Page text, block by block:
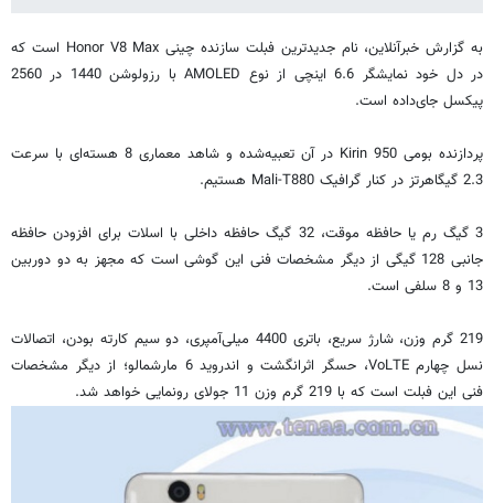
به گزارش خبرآنلاین، نام جدیدترین فبلت سازنده چینی Honor V8 Max است که
در دل خود نمایشگر 6.6 اینچی از نوع AMOLED با رزولوشن 1440 در 2560
پیکسل جای‌داده است.
پردازنده بومی Kirin 950 در آن تعبیه‌شده و شاهد معماری 8 هسته‌ای با سرعت
2.3 گیگاهرتز در کنار گرافیک Mali-T880 هستیم.
3 گیگ رم یا حافظه موقت، 32 گیگ حافظه داخلی با اسلات برای افزودن حافظه
جانبی 128 گیگی از دیگر مشخصات فنی این گوشی است که مجهز به دو دوربین
13 و 8 سلفی است.
219 گرم وزن، شارژ سریع، باتری 4400 میلی‌آمپری، دو سیم کارته بودن، اتصالات
نسل چهارم VoLTE، حسگر اثرانگشت و اندروید 6 مارشمالو؛ از دیگر مشخصات
فنی این فبلت است که با 219 گرم وزن 11 جولای رونمایی خواهد شد.